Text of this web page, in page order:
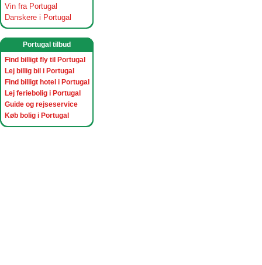
Vin fra Portugal
Danskere i Portugal
Portugal tilbud
Find billigt fly til Portugal
Lej billig bil i Portugal
Find billigt hotel i Portugal
Lej feriebolig i Portugal
Guide og rejseservice
Køb bolig i Portugal